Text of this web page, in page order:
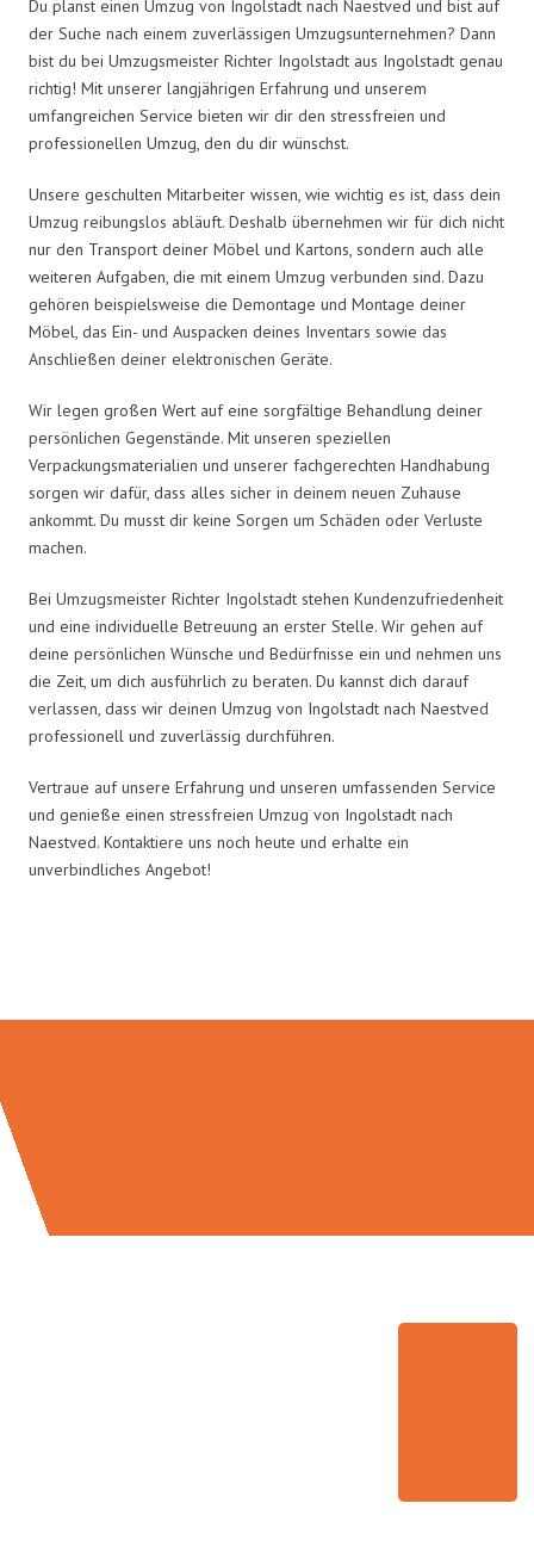
Du planst einen Umzug von Ingolstadt nach Naestved und bist auf
der Suche nach einem zuverlässigen Umzugsunternehmen? Dann
bist du bei Umzugsmeister Richter Ingolstadt aus Ingolstadt genau
richtig! Mit unserer langjährigen Erfahrung und unserem
umfangreichen Service bieten wir dir den stressfreien und
professionellen Umzug, den du dir wünschst.
Unsere geschulten Mitarbeiter wissen, wie wichtig es ist, dass dein
Umzug reibungslos abläuft. Deshalb übernehmen wir für dich nicht
nur den Transport deiner Möbel und Kartons, sondern auch alle
weiteren Aufgaben, die mit einem Umzug verbunden sind. Dazu
gehören beispielsweise die Demontage und Montage deiner
Möbel, das Ein- und Auspacken deines Inventars sowie das
Anschließen deiner elektronischen Geräte.
Wir legen großen Wert auf eine sorgfältige Behandlung deiner
persönlichen Gegenstände. Mit unseren speziellen
Verpackungsmaterialien und unserer fachgerechten Handhabung
sorgen wir dafür, dass alles sicher in deinem neuen Zuhause
ankommt. Du musst dir keine Sorgen um Schäden oder Verluste
machen.
Bei Umzugsmeister Richter Ingolstadt stehen Kundenzufriedenheit
und eine individuelle Betreuung an erster Stelle. Wir gehen auf
deine persönlichen Wünsche und Bedürfnisse ein und nehmen uns
die Zeit, um dich ausführlich zu beraten. Du kannst dich darauf
verlassen, dass wir deinen Umzug von Ingolstadt nach Naestved
professionell und zuverlässig durchführen.
Vertraue auf unsere Erfahrung und unseren umfassenden Service
und genieße einen stressfreien Umzug von Ingolstadt nach
Naestved. Kontaktiere uns noch heute und erhalte ein
unverbindliches Angebot!